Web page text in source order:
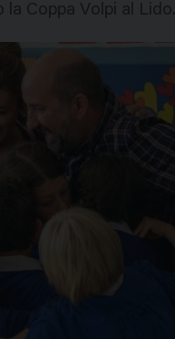
la Coppa Volpi al Lido.